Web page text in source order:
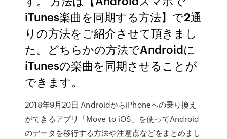
iTunes楽曲を同期する方法】で2通
りの方法をご紹介させて頂きまし
た。どちらかの方法でAndroidに
iTunesの楽曲を同期させることが
できます。
2018年9月20日 AndroidからiPhoneへの乗り換え
ができるアプリ「Move to iOS」を使ってAndroid
のデータを移行する方法や注意点などをまとめまし